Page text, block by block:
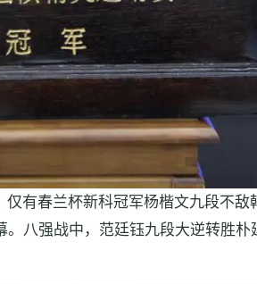
有春兰杯新科冠军杨楷文九段不
八强战中，范廷钰九段大逆转胜朴